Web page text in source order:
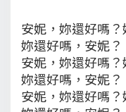
安妮，妳還好嗎？
妳還好嗎，安妮？
安妮，妳還好嗎？
妳還好嗎，安妮？
安妮，妳還好嗎？